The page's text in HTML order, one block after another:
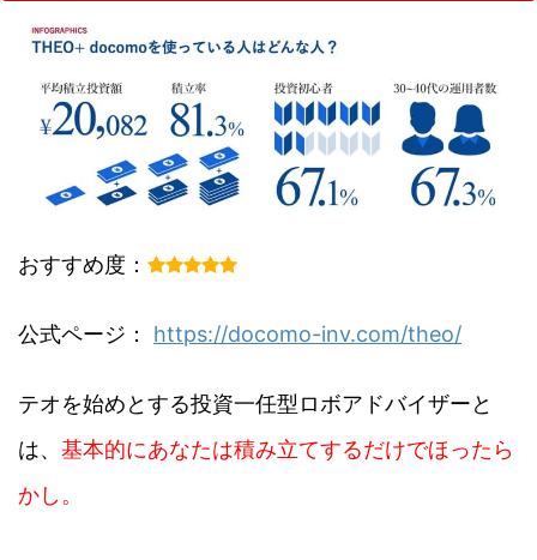
おすすめ度：
公式ページ： https://docomo-inv.com/theo/
テオを始めとする投資一任型ロボアドバイザーと
は、 基本的にあなたは積み立てするだけでほったら
かし。